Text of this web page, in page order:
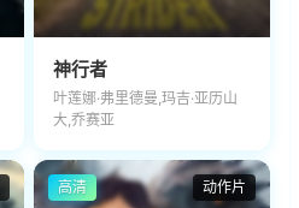
神行者
叶莲娜·弗里德曼,玛吉·亚历山
大,乔赛亚
动作片
高清